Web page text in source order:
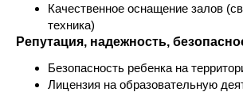
Качественное оснащение залов
техника)
Репутация, надежность,
Безопасность ребенка на
Лицензия на образовательную